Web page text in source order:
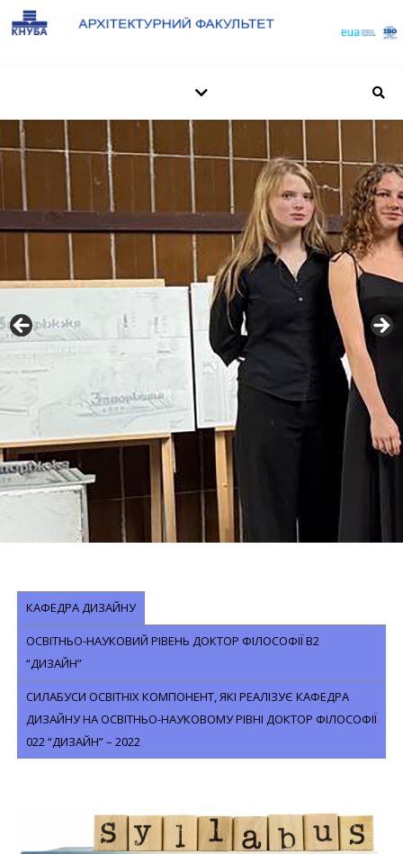
КАФЕДРА ДИЗАЙНУ
ОСВІТНЬО-НАУКОВИЙ РІВЕНЬ ДОКТОР ФІЛОСОФІЇ В2
“ДИЗАЙН”
СИЛАБУСИ ОСВІТНІХ КОМПОНЕНТ, ЯКІ РЕАЛІЗУЄ КАФЕДРА
ДИЗАЙНУ НА ОСВІТНЬО-НАУКОВОМУ РІВНІ ДОКТОР ФІЛОСОФІЇ
022 “ДИЗАЙН” – 2022